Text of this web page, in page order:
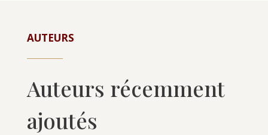
AUTEURS
Auteurs récemment
ajoutés